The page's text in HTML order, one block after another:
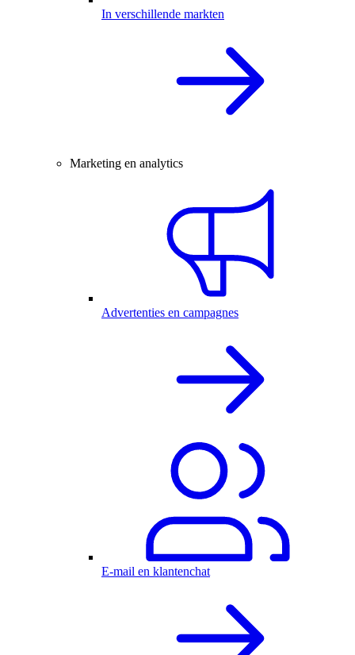
In verschillende markten
Marketing en analytics
Advertenties en campagnes
E-mail en klantenchat